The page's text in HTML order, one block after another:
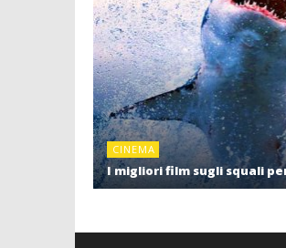
CINEMA
I migliori film sugli squali